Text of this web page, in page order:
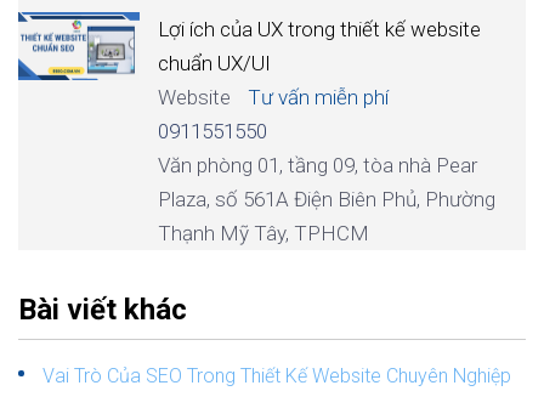
Lợi ích của UX trong thiết kế website
chuẩn UX/UI
Website
Tư vấn miễn phí
0911551550
Văn phòng 01, tầng 09, tòa nhà Pear
Plaza, số 561A Điện Biên Phủ, Phường
Thạnh Mỹ Tây, TPHCM
Bài viết khác
Vai Trò Của SEO Trong Thiết Kế Website Chuyên Nghiệp